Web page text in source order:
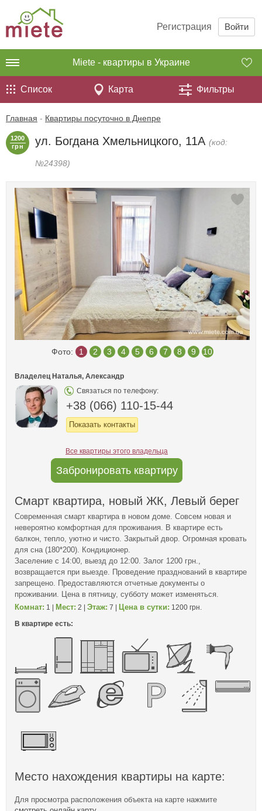
Регистрация Войти
Miete - квартиры в Украине
Список Карта Фильтры
Главная - Квартиры посуточно в Днепре
1200
грн
ул. Богдана Хмельницкого, 11А (код:
№24398)
Фото: 1 2 3 4 5 6 7 8 9 10
Владелец Наталья, Александр
Связаться по телефону:
+38 (066) 110-15-44
Показать контакты
Все квартиры этого владельца
Забронировать квартиру
Смарт квартира, новый ЖК, Левый берег
Современная смарт квартира в новом доме. Совсем новая и
невероятно комфортная для проживания. В квартире есть
балкон, тепло, уютно и чисто. Закрытый двор. Огромная кровать
для сна (180*200). Кондиционер.
Заселение с 14:00, выезд до 12:00. Залог 1200 грн.,
возвращается при выезде. Проведение празднований в квартире
запрещено. Предоставляются отчетные документы о
проживании. Цена в пятницу, субботу может изменяться.
Комнат: 1 | Мест: 2 | Этаж: 7 | Цена в сутки: 1200 грн.
В квартире есть:
Место нахождения квартиры на карте:
Для просмотра расположения объекта на карте нажмите